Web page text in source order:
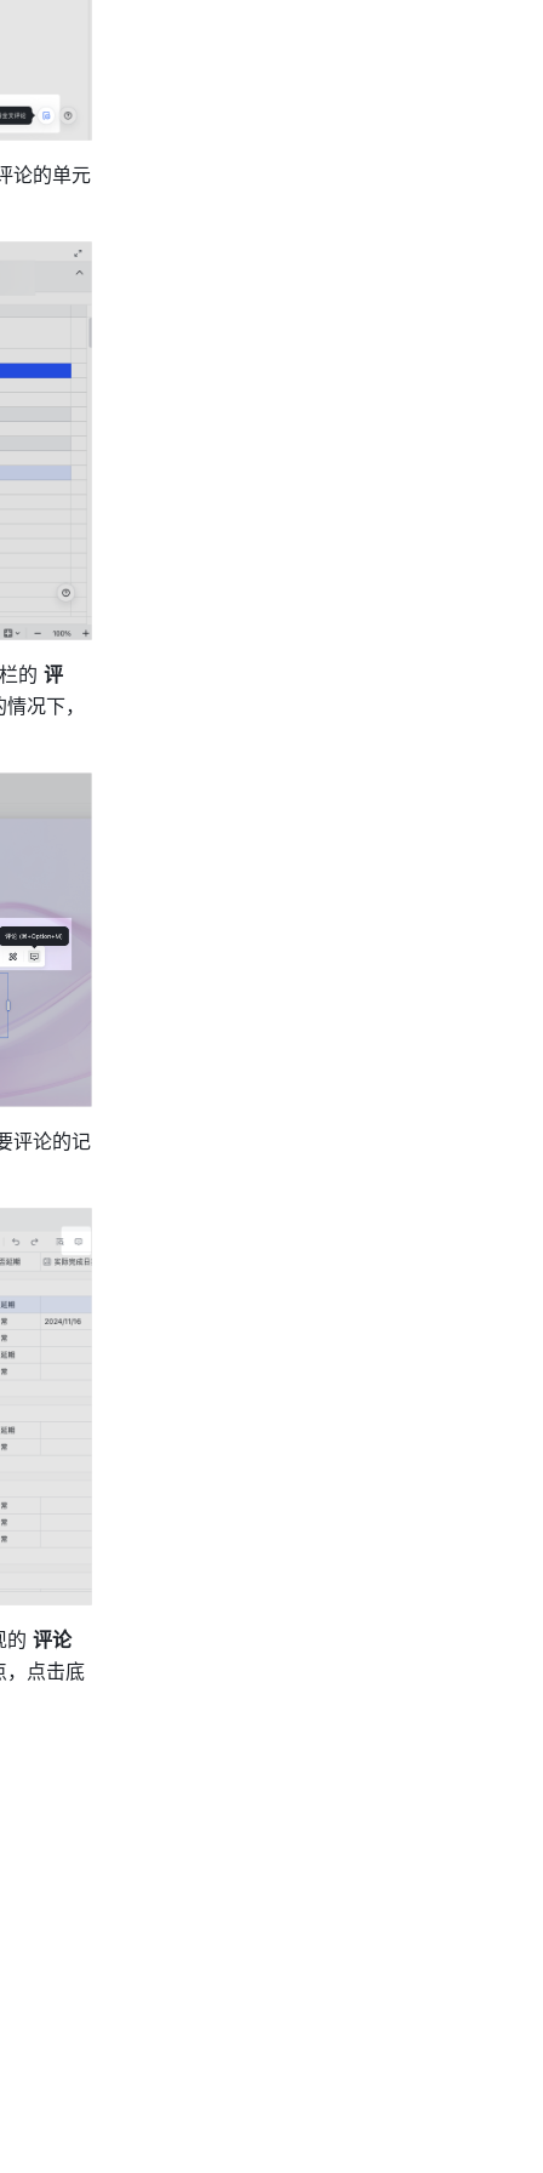
论的单元
的 评
况下，
评论的记
的 评论
，点击底